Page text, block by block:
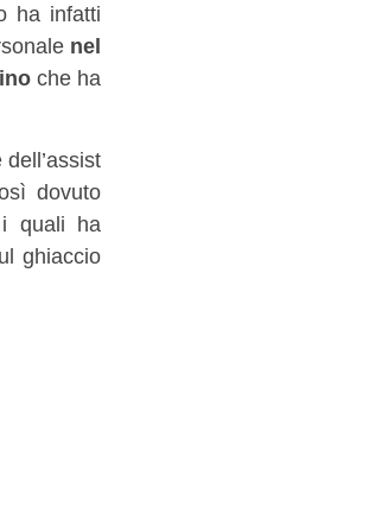
ha infatti
nel
che ha
dovuto
quali ha
ghiaccio